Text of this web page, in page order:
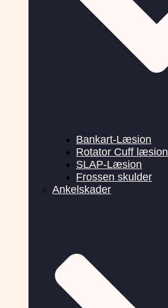
Bankart-Læsion
Rotator Cuff læsion
SLAP-Læsion
Frossen skulder
Ankelskader